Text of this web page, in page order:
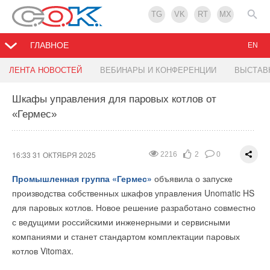
TG VK RT MX
ГЛАВНОЕ
ЛЕНТА НОВОСТЕЙ ВЕБИНАРЫ И КОНФЕРЕНЦИИ
EN
Шкафы управления для паровых котлов от
«Гермес»
2216 2 0
16:33 31 ОКТЯБРЯ 2025
Промышленная группа «Гермес» объявила о запуске
производства собственных шкафов управления Unomatic HS
для паровых котлов. Новое решение разработано совместно
с ведущими российскими инженерными и сервисными
компаниями и станет стандартом комплектации паровых
котлов Vitomax.
Строительство из земли и картона: прорыв в
16:10 31 ОКТЯБРЯ 2025
Открытие второго производственного цеха
11:20 31 ОКТЯБРЯ 2025
Автоматизация отчетов ГИПа – главный ИИ-
11:17 31 ОКТЯБРЯ 2025
Ученые научились «слушать» аккумуляторы,
11:16 31 ОКТЯБРЯ 2025